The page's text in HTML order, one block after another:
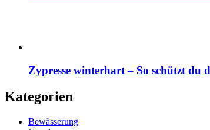
Zypresse winterhart – So schützt du
Kategorien
Bewässerung